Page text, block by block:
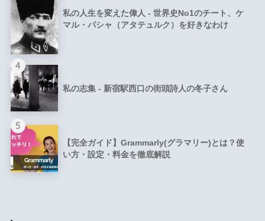
私の人生を変えた偉人 - 世界史No1のチート、ケ
マル・パシャ（アタテュルク）を好きなわけ
4
私の志集 - 新宿駅西口の街頭詩人の冬子さん
5
【完全ガイド】Grammarly(グラマリー)とは？使
い方・設定・料金を徹底解説